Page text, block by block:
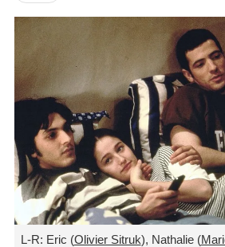
L-R: Eric (Olivier Sitruk), Nathalie (